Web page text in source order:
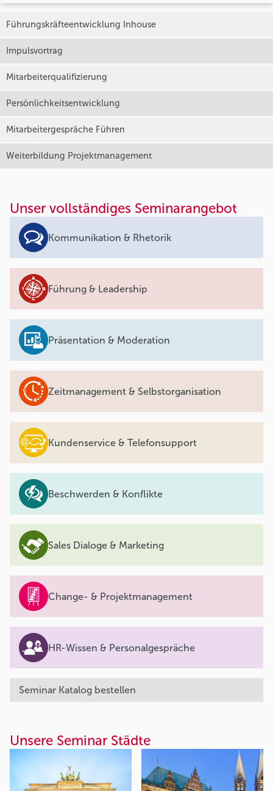
Führungskräfteentwicklung Inhouse
Impulsvortrag
Mitarbeiterqualifizierung
Persönlichkeitsentwicklung
Mitarbeitergespräche Führen
Weiterbildung Projektmanagement
Unser vollständiges Seminarangebot
Kommunikation & Rhetorik
Führung & Leadership
Präsentation & Moderation
Zeitmanagement & Selbstorganisation
Kundenservice & Telefonsupport
Beschwerden & Konflikte
Sales Dialoge & Marketing
Change- & Projektmanagement
HR-Wissen & Personalgespräche
Seminar Katalog bestellen
Unsere Seminar Städte